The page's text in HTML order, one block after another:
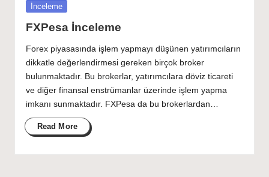
Posted
İnceleme
FXPesa İnceleme
Forex piyasasında işlem yapmayı düşünen yatırımcıların
dikkatle değerlendirmesi gereken birçok broker
bulunmaktadır. Bu brokerlar, yatırımcılara döviz ticareti
ve diğer finansal enstrümanlar üzerinde işlem yapma
imkanı sunmaktadır. FXPesa da bu brokerlardan…
Read More